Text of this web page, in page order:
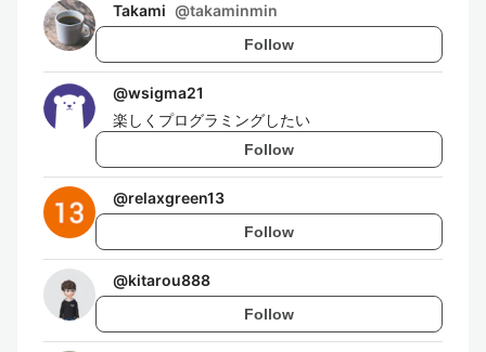
Takami @takaminmin
Follow
@wsigma21
楽しくプログラミングしたい
Follow
@relaxgreen13
Follow
@kitarou888
Follow